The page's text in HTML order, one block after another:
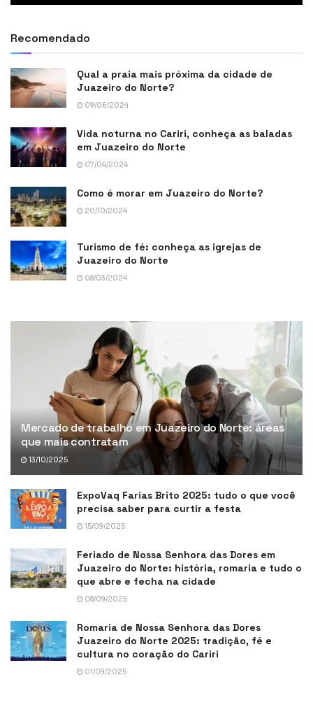
Recomendado
Qual a praia mais próxima da cidade de
Juazeiro do Norte?
09/06/2024
Vida noturna no Cariri, conheça as baladas
em Juazeiro do Norte
07/04/2024
Como é morar em Juazeiro do Norte?
20/10/2024
Turismo de fé: conheça as igrejas de
Juazeiro do Norte
08/03/2024
Mercado de trabalho em Juazeiro do Norte: áreas
que mais contratam
13/10/2025
ExpoVaq Farias Brito 2025: tudo o que você
precisa saber para curtir a festa
15/09/2025
Feriado de Nossa Senhora das Dores em
Juazeiro do Norte: história, romaria e tudo o
que abre e fecha na cidade
08/09/2025
Romaria de Nossa Senhora das Dores
Juazeiro do Norte 2025: tradição, fé e
cultura no coração do Cariri
01/09/2025